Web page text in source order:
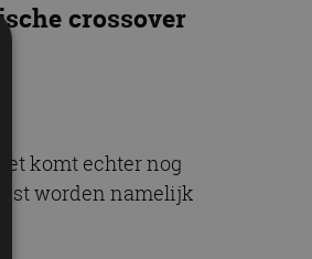
crossover
komt echter nog
worden namelijk